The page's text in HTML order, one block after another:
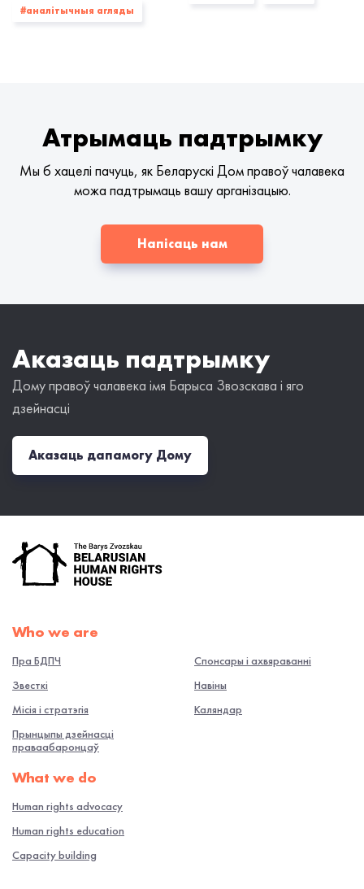
#аналітычныя агляды
Атрымаць падтрымку
Мы б хацелі пачуць, як Беларускі Дом правоў чалавека
можа падтрымаць вашу арганізацыю.
Напісаць нам
Аказаць падтрымку
Дому правоў чалавека імя Барыса Звозскава і яго
дзейнасці
Аказаць дапамогу Дому
Who we are
Пра БДПЧ
Звесткі
Місія і стратэгія
Прынцыпы дзейнасці
праваабаронцаў
Спонсары і ахвяраванні
Навiны
Каляндар
What we do
Human rights advocacy
Human rights education
Capacity building